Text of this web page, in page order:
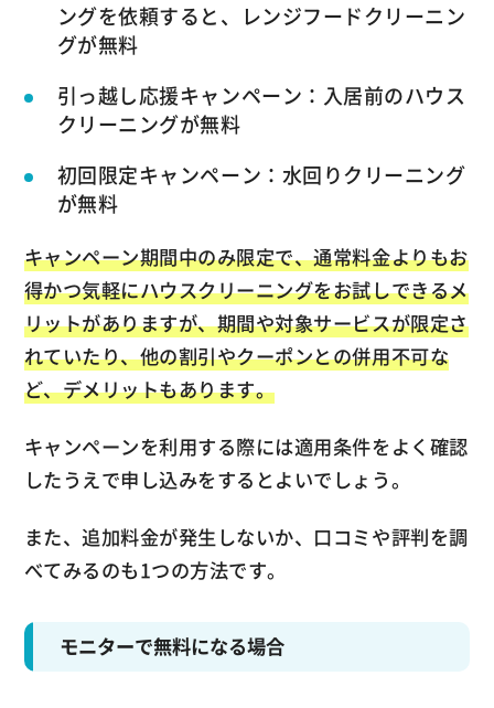
ングを依頼すると、レンジフードクリーニン
グが無料
引っ越し応援キャンペーン：入居前のハウス
クリーニングが無料
初回限定キャンペーン：水回りクリーニング
が無料
キャンペーン期間中のみ限定で、通常料金よりもお
得かつ気軽にハウスクリーニングをお試しできるメ
リットがありますが、期間や対象サービスが限定さ
れていたり、他の割引やクーポンとの併用不可な
ど、デメリットもあります。
キャンペーンを利用する際には適用条件をよく確認
したうえで申し込みをするとよいでしょう。
また、追加料金が発生しないか、口コミや評判を調
べてみるのも1つの方法です。
モニターで無料になる場合